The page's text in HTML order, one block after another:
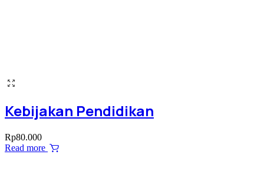
Kebijakan Pendidikan
Rp80.000
Read more